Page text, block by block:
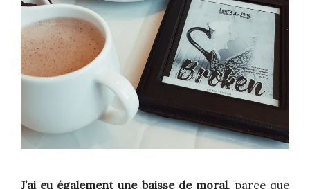
J’ai eu également une baisse de moral, parce que